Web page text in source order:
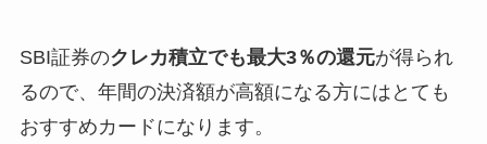
SBI証券のクレカ積立でも最大3％の還元が得られ
るので、年間の決済額が高額になる方にはとても
おすすめカードになります。